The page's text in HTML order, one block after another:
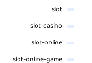
slot
slot-casino
slot-online
slot-online-game